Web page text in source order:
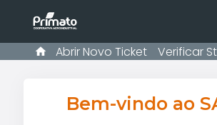
Abrir Novo Ticket Verificar
Bem-vindo ao